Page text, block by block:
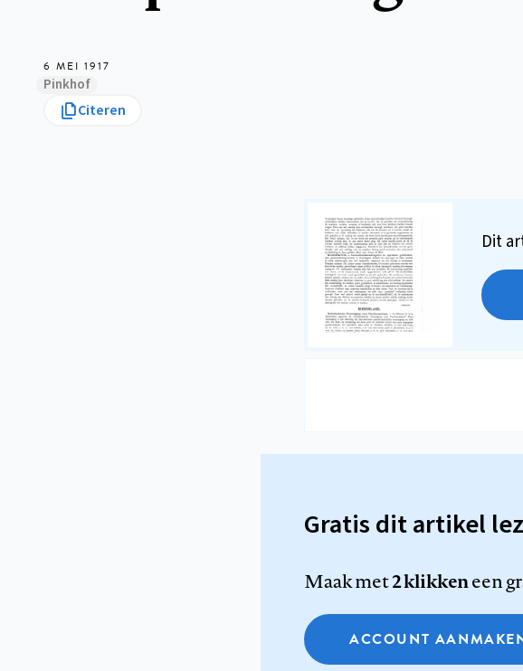
6 MEI 1917
Pinkhof
Citeren
Dit
Gratis dit artikel
Maak met2 klikkeneen
ACCOUNT